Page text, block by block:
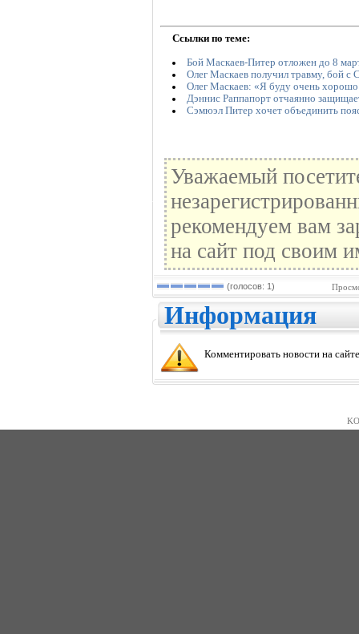
Ссылки по теме:
Бой Маскаев-Питер отложен до 8
Олег Маскаев получил травму, бой
Олег Маскаев: «Я буду очень хорошо
Дэннис Раппапорт отчаянно
Сэмюэл Питер хочет объединить
Уважаемый
рекомендуем вам
на сайт под своим
(голосов: 1)
Информация
Комментировать новости на